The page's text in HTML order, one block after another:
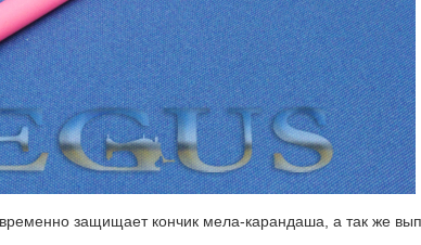
защищает кончик мела-карандаша, а так же